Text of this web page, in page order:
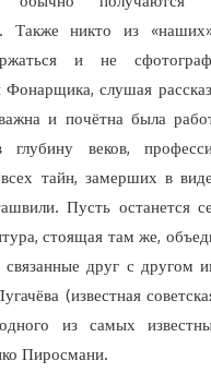
Также никто из
и не
Фонарщика, слушая
и почётна была
веков,
тайн, замерших в
Пусть останется
стоящая там же,
друг с другом
(известная
из самых
Пиросмани.